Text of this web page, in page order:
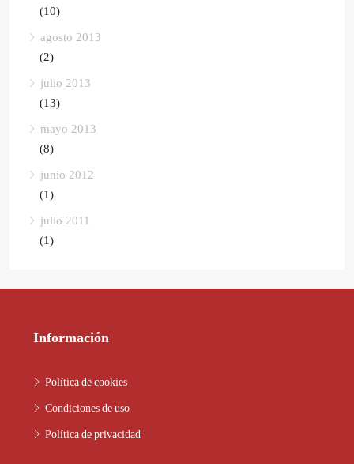
(10)
agosto 2013
(2)
julio 2013
(13)
mayo 2013
(8)
junio 2012
(1)
julio 2011
(1)
Información
Política de cookies
Condiciones de uso
Política de privacidad